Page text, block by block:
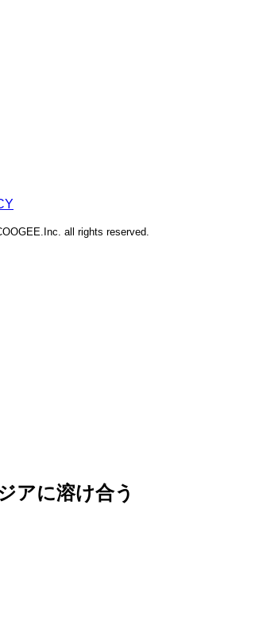
all rights reserved.
アに溶け合う